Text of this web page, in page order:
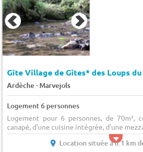
Gîte Village de Gîtes* des Loups du
Ardèche- Marvejols
Logement 6 personnes
Logement pour 6 personnes, de 70m²,
canapé, d'une cuisine intégrée, d'une
Location située à 6.1 km